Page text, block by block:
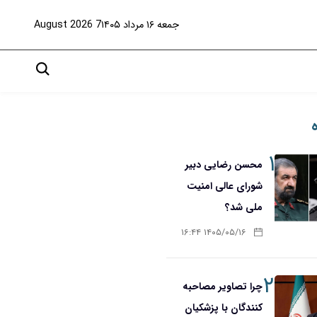
جمعه ۱۶ مرداد ۱۴۰۵ 7 August 2026
۱ محسن رضایی دبیر
شورای عالی امنیت
ملی شد؟
۱۴۰۵/۰۵/۱۶ ۱۶:۴۴
۲چرا تصاویر مصاحبه
کنندگان با پزشکیان